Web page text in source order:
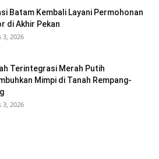
Batam Kembali Layani Permohonan
di Akhir Pekan
3, 2026
Terintegrasi Merah Putih
Mimpi di Tanah Rempang-
3, 2026